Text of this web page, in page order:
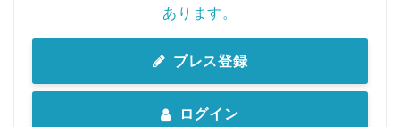
あります。
プレス登録
ログイン